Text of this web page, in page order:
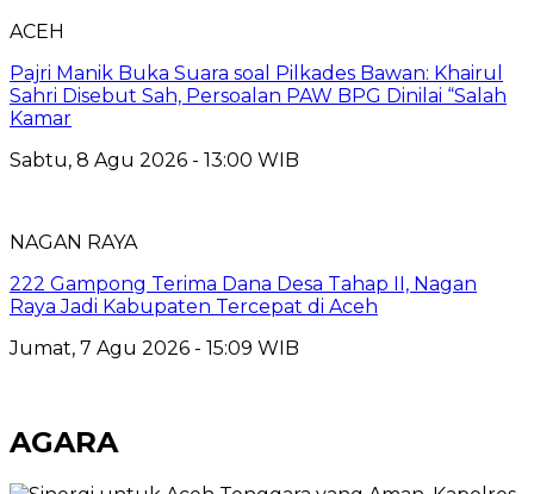
ACEH
Pajri Manik Buka Suara soal Pilkades Bawan: Khairul
Sahri Disebut Sah, Persoalan PAW BPG Dinilai “Salah
Kamar
Sabtu, 8 Agu 2026 - 13:00 WIB
NAGAN RAYA
222 Gampong Terima Dana Desa Tahap II, Nagan
Raya Jadi Kabupaten Tercepat di Aceh
Jumat, 7 Agu 2026 - 15:09 WIB
AGARA